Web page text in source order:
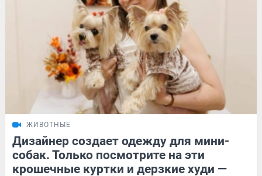
ЖИВОТНЫЕ
Дизайнер создает одежду для мини-
собак. Только посмотрите на эти
крошечные куртки и дерзкие худи —